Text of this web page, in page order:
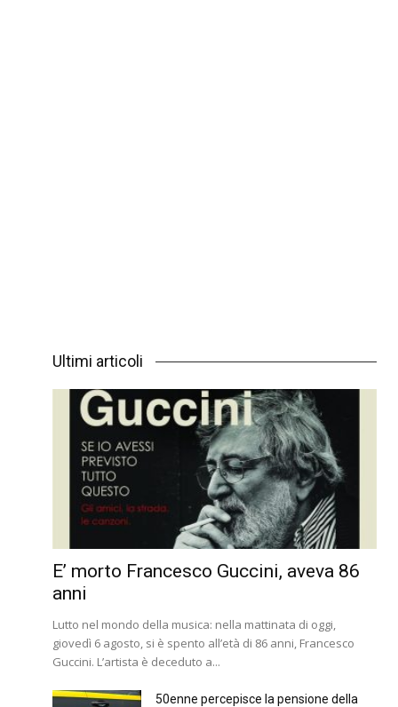
Ultimi articoli
E’ morto Francesco Guccini, aveva 86
anni
Lutto nel mondo della musica: nella mattinata di oggi,
giovedì 6 agosto, si è spento all’età di 86 anni, Francesco
Guccini. L’artista è deceduto a...
50enne percepisce la pensione della